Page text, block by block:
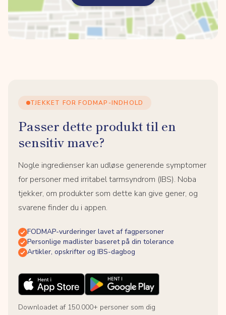
TJEKKET FOR FODMAP-INDHOLD
Passer dette produkt til en
sensitiv mave?
Nogle ingredienser kan udløse generende symptomer
for personer med irritabel tarmsyndrom (IBS). Noba
tjekker, om produkter som dette kan give gener, og
svarene finder du i appen.
FODMAP-vurderinger lavet af fagpersoner
Personlige madlister baseret på din tolerance
Artikler, opskrifter og IBS-dagbog
Downloadet af 150.000+ personer som dig